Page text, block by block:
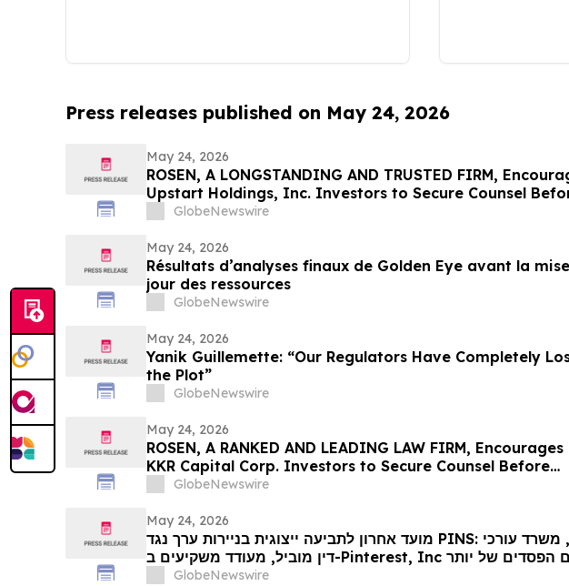
Press releases published on May 24, 2026
May 24, 2026
ROSEN, A LONGSTANDING AND TRUSTED FIRM,
Upstart Holdings, Inc. Investors to Secure Counsel
Important Deadline in Securities Class Action – UPST
GlobeNewswire
May 24, 2026
Résultats d’analyses finaux de Golden Eye avant la
jour des ressources
GlobeNewswire
May 24, 2026
Yanik Guillemette: “Our Regulators Have Completely
the Plot”
GlobeNewswire
May 24, 2026
ROSEN, A RANKED AND LEADING LAW FIRM, Encourages
KKR Capital Corp. Investors to Secure Counsel Before
Important Deadline in Securities Class Action – FSK
GlobeNewswire
May 24, 2026
מועד אחרון לתביעה ייצוגית בניירות ערך נגד PINS: רוזן, משרד עורכי
דין מוביל, מעודד משקיעים ב-Pinterest, Inc עם הפסדים של יותר
מ-100 אלף דולר לקבל ייעוץ משפטי לפני המועד החשוב ב-29 במאיGlobeNewswire